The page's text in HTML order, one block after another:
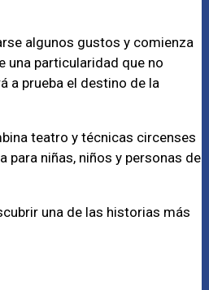
algunos gustos y comienza
una particularidad que no
a prueba el destino de la
teatro y técnicas circenses
niñas, niños y personas de
una de las historias más